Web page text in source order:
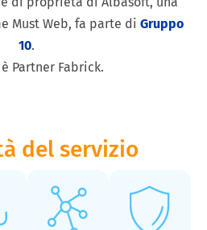
Must Web, fa parte di Gruppo
10.
Partner Fabrick.
del servizio